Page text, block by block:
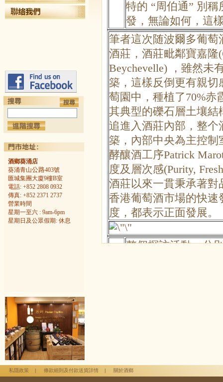
酒鄉葵涌店
葵涌青山公路403號
匯城集團大廈9樓B室
電話: +852 2808 0932
傳真: +852 2371 2737
營業時間
星期一至六 : 9am-6pm
星期日及公眾假期: 休息
特的 “周伯通” 別
發，無論如何，這
筆者這次随波爾多葡萄
酒莊，酒莊毗鄰寶嘉隆
Beychevelle) ，雖然未
築，這樣反倒更有親切
萄園中，種植了70%赤
其典型的礫石層土壤
追進入酒莊內部，整
築，內部中央為主控
酵釀酒工序Patrick
度及層次感(Purity,
酒莊以來一貫秉承著
香港葡萄酒市場的快
度，都表示正面發展。
整個探訪活動，分
晚宴結束後，更逐
私隱政策 | 條款細則及付款送貨詳情 | 關於酒鄉